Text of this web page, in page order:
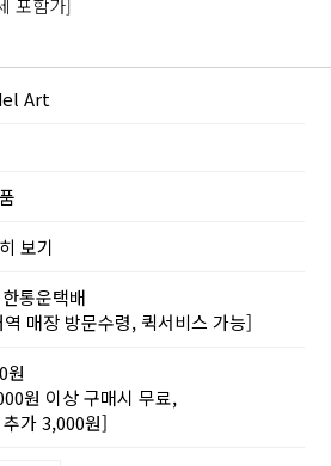
포함가]
Art
보기
통운택배
매장 방문수령, 퀵서비스 가능]
원
원 이상 구매시 무료,
가 3,000원]